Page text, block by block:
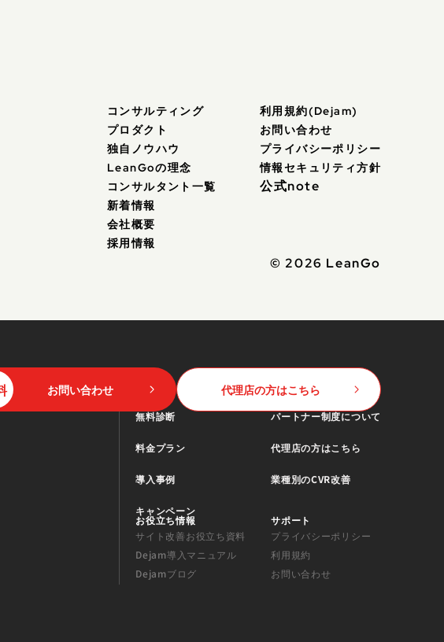
コンサルティング
プロダクト
独自ノウハウ
LeanGoの理念
コンサルタント一覧
新着情報
会社概要
採用情報
利用規約(Dejam)
お問い合わせ
プライバシーポリシー
情報セキュリティ方針
公式note
© 2026 LeanGo
お問い合わせ 代理店の方はこちら
無料診断 パートナー制度について
料金プラン 代理店の方はこちら
導入事例 業種別のCVR改善
キャンペーン
お役立ち情報
サイト改善お役立ち資料
Dejam導入マニュアル
Dejamブログ
サポート
プライバシーポリシー
利用規約
お問い合わせ